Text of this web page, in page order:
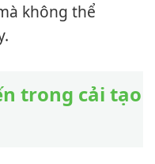
không thể
trong cải tạo